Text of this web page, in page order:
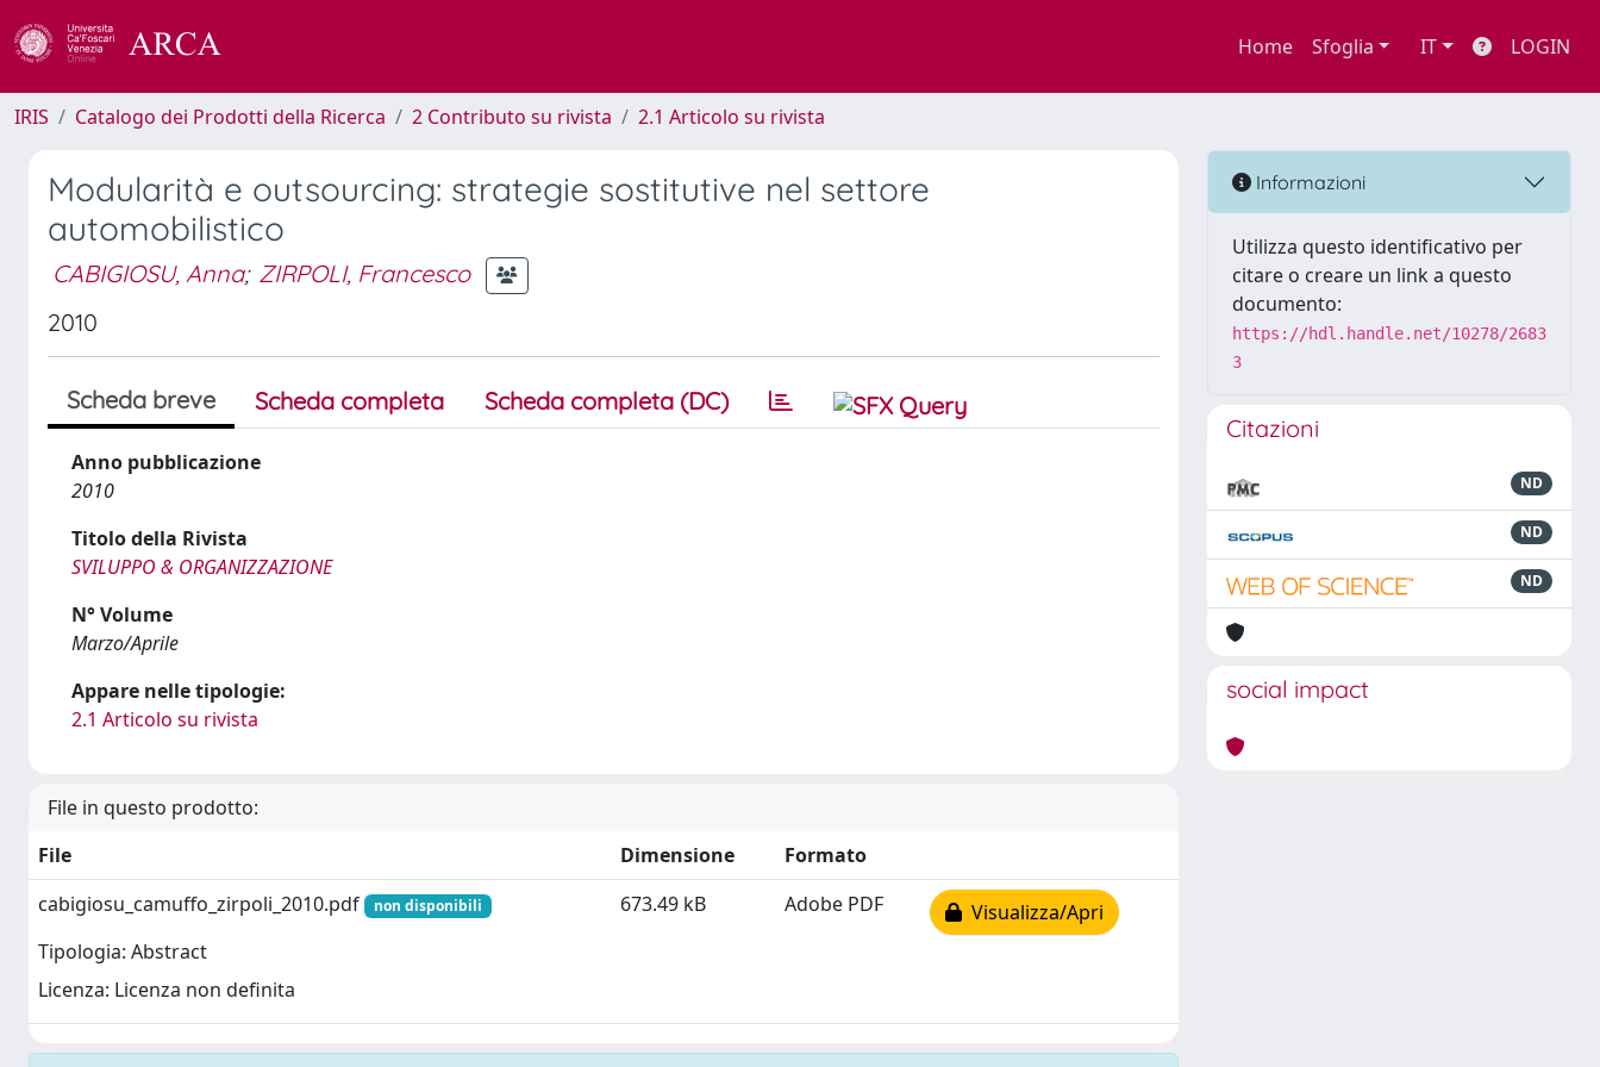
Home Sfoglia IT LOGIN
IRIS Catalogo dei Prodotti della Ricerca 2 Contributo su rivista 2.1 Articolo su rivista
Modularità e outsourcing: strategie sostitutive nel settore
automobilistico
CABIGIOSU, Anna; ZIRPOLI, Francesco
2010
Scheda breve Scheda completa Scheda completa (DC)
Anno pubblicazione
2010
Titolo della Rivista
SVILUPPO & ORGANIZZAZIONE
N° Volume
Marzo/Aprile
Appare nelle tipologie:
2.1 Articolo su rivista
File in questo prodotto:
File
Dimensione
Formato
cabigiosu_camuffo_zirpoli_2010.pdf
non disponibili
Tipologia: Abstract
Licenza: Licenza non definita
673.49 kB Adobe PDF Visualizza/Apri
Informazioni
Utilizza questo identificativo per
citare o creare un link a questo
documento:
https://hdl.handle.net/10278/2683
3
Citazioni
ND
ND
ND
social impact